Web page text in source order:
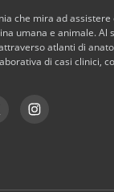
che mira ad
umana e animale. Al
atlanti di
di casi clinici,